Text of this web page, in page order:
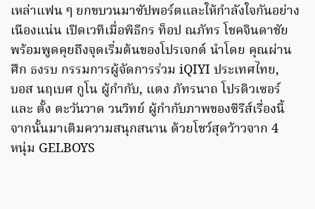
เหล่าแฟน ๆ ยกขบวนมาซัปพอร์ตและให้กำลังใจกันอย่าง
เนืองแน่น เปิดเวทีเมื่อพิธีกร ท็อป ณภัทร โชคจินดาชัย
พร้อมพูดคุยถึงจุดเริ่มต้นของโปรเจกต์ นำโดย คุณผ่าน
ศึก ธงรบ กรรมการผู้จัดการร่วม iQIYI ประเทศไทย,
บอส นฤเบศ กูโน ผู้กำกับ, แตง ภัทรนาถ โปรดิวเซอร์
และ ตั้ง ตะวันวาด วนวิทย์ ผู้กำกับภาพของซีรีส์เรื่องนี้
จากนั้นมาเติมความสนุกสนาน ด้วยโชว์สุดว้าวจาก 4
หนุ่ม GELBOYS